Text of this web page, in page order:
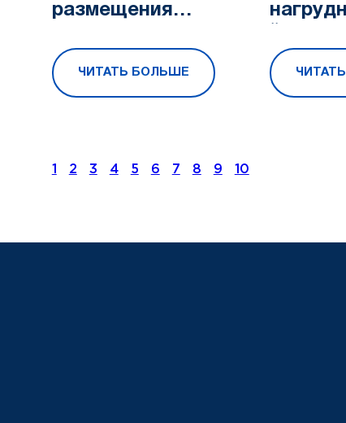
размещения
выплаты основной
части долга по
кредитам, ранее
ЧИТАТЬ БОЛЬШЕ
1 2 3 4 5 6 7 8 9 10